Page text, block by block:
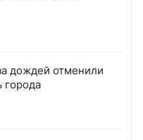
дождей отменили
города